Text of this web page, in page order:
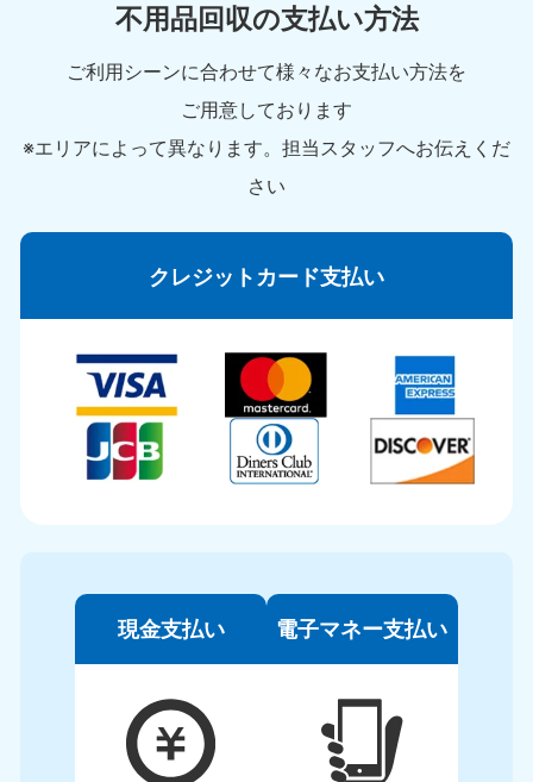
不用品回収の支払い方法
ご利用シーンに合わせて様々なお支払い方法を
ご用意しております
※エリアによって異なります。担当スタッフへお伝えくだ
さい
クレジットカード支払い
現金支払い 電子マネー支払い